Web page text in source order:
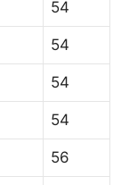
54
54
54
54
56